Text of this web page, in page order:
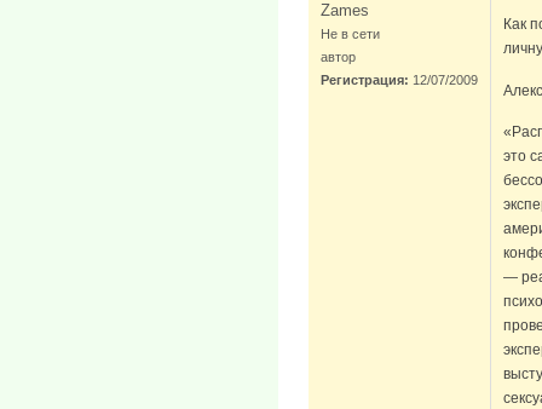
Zames
Не в сети
автор
Регистрация: 12/07/2009
Как
это
—